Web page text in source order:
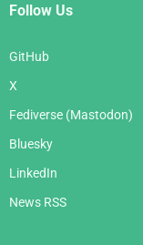
Follow Us
GitHub
X
Fediverse (Mastodon)
Bluesky
LinkedIn
News RSS